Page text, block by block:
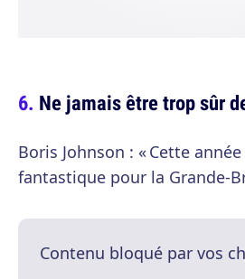
Ne jamais être trop sûr
Boris Johnson : « Cette
fantastique pour la Grande-
Contenu bloqué par vos